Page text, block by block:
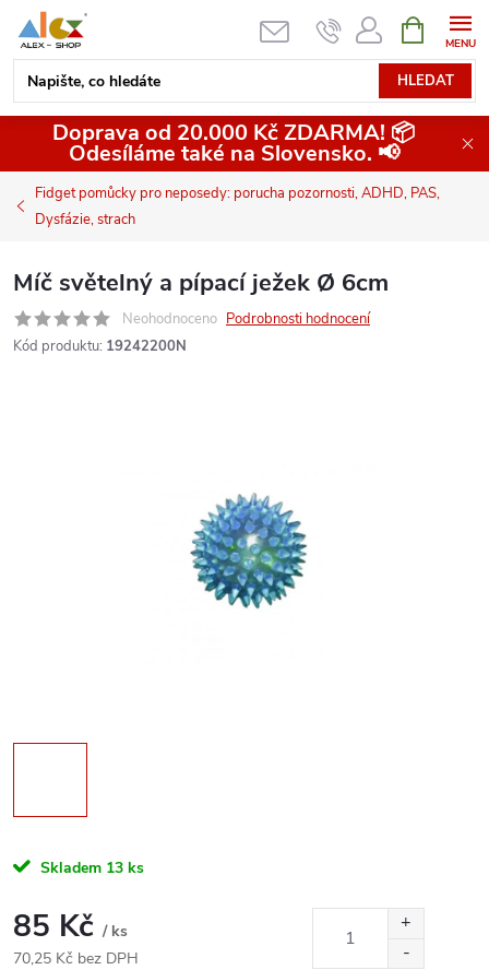
obsah
HLEDAT
NÁKUPNÍ
KOŠÍK
Doprava od 20.000 Kč ZDARMA! 📦
Odesíláme také na Slovensko. 📢
Fidget pomůcky pro neposedy: porucha pozornosti, ADHD, PAS,
Dysfázie, strach
Míč světelný a pípací ježek Ø 6cm
Neohodnoceno Podrobnosti hodnocení
Kód produktu: 19242200N
Skladem 13 ks
85 Kč / ks
70,25 Kč bez DPH